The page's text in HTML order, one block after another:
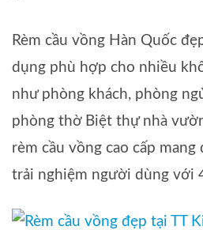
Rèm cầu vồng Hàn Quốc
dụng phù hợp cho nhiều
như phòng khách, phòng
phòng thờ Biệt thự nhà
rèm cầu vồng cao cấp mang
trải nghiệm người dùng với